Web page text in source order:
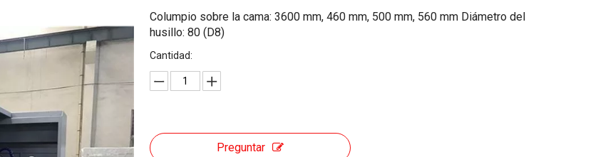
Columpio sobre la cama: 3600 mm, 460 mm, 500 mm, 560 mm Diámetro del
husillo: 80 (D8)
Cantidad:
Preguntar